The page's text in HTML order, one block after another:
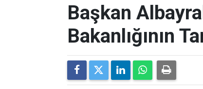
Başkan
Bakanlığının